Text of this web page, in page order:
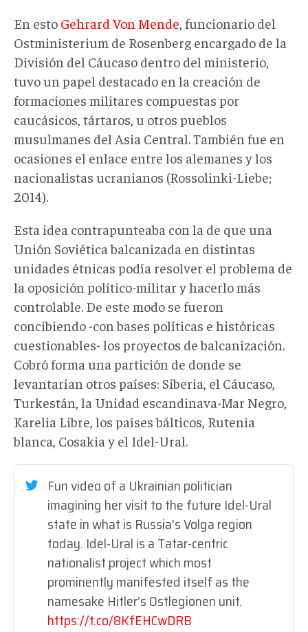
En esto Gehrard Von Mende , funcionario del
Ostministerium de Rosenberg encargado de la
División del Cáucaso dentro del ministerio,
tuvo un papel destacado en la creación de
formaciones militares compuestas por
caucásicos, tártaros, u otros pueblos
musulmanes del Asia Central. También fue en
ocasiones el enlace entre los alemanes y los
nacionalistas ucranianos (Rossolinki-Liebe;
2014).
Esta idea contrapunteaba con la de que una
Unión Soviética balcanizada en distintas
unidades étnicas podía resolver el problema de
la oposición político-militar y hacerlo más
controlable. De este modo se fueron
concibiendo -con bases políticas e históricas
cuestionables- los proyectos de balcanización.
Cobró forma una partición de donde se
levantarían otros países: Siberia, el Cáucaso,
Turkestán, la Unidad escandinava-Mar Negro,
Karelia Libre, los países bálticos, Rutenia
blanca, Cosakia y el Idel-Ural.
Fun video of a Ukrainian politician
imagining her visit to the future Idel-Ural
state in what is Russia’s Volga region
today. Idel-Ural is a Tatar-centric
nationalist project which most
prominently manifested itself as the
namesake Hitler’s Ostlegionen unit.
https://t.co/8KfEHCwDRB